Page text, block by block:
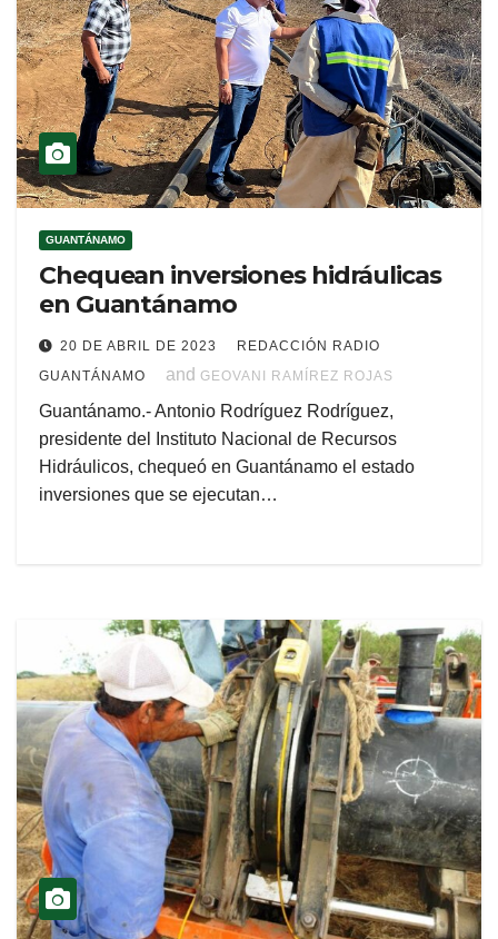
GUANTÁNAMO
Chequean inversiones hidráulicas
en Guantánamo
20 DE ABRIL DE 2023
REDACCIÓN RADIO
GUANTÁNAMO
and GEOVANI RAMÍREZ ROJAS
Guantánamo.- Antonio Rodríguez Rodríguez,
presidente del Instituto Nacional de Recursos
Hidráulicos, chequeó en Guantánamo el estado
inversiones que se ejecutan…